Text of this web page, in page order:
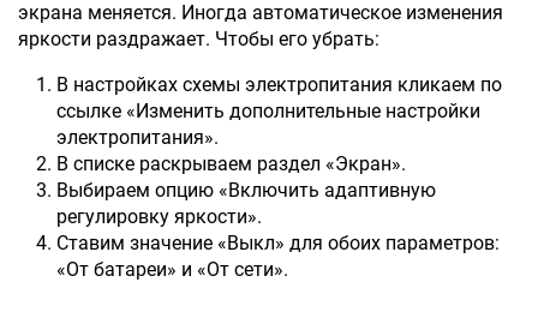
экрана меняется. Иногда автоматическое изменения
яркости раздражает. Чтобы его убрать:
В настройках схемы электропитания кликаем по
ссылке «Изменить дополнительные настройки
электропитания».
В списке раскрываем раздел «Экран».
Выбираем опцию «Включить адаптивную
регулировку яркости».
Ставим значение «Выкл» для обоих параметров:
«От батареи» и «От сети».